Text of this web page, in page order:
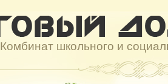
Комбинат школьного и